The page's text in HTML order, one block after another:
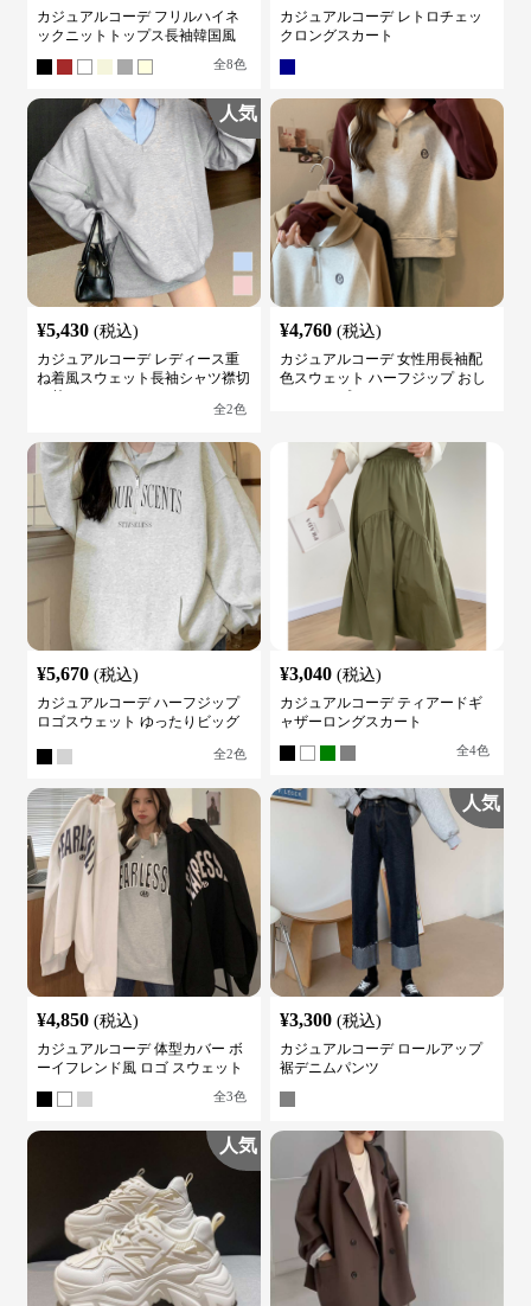
カジュアルコーデ フリルハイネ
ックニットトップス長袖韓国風
全8色
カジュアルコーデ レトロチェッ
クロングスカート
人気
¥5,430 (税込)
カジュアルコーデ レディース重
ね着風スウェット長袖シャツ襟切
全2色
¥4,760 (税込)
カジュアルコーデ 女性用長袖配
色スウェット ハーフジップ おし
¥5,670 (税込)
カジュアルコーデ ハーフジップ
ロゴスウェット ゆったりビッグ
全2色
¥3,040 (税込)
カジュアルコーデ ティアードギ
ャザーロングスカート
全4色
¥4,850 (税込)
カジュアルコーデ 体型カバー ボ
ーイフレンド風 ロゴ スウェット
全3色
人気
¥3,300 (税込)
カジュアルコーデ ロールアップ
裾デニムパンツ
人気